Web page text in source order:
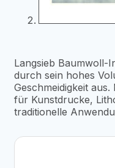
Langsieb Baumwoll-
durch sein hohes
Geschmeidigkeit
für Kunstdrucke,
traditionelle